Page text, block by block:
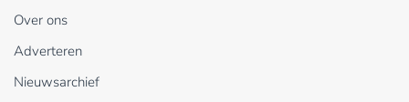
Over ons
Adverteren
Nieuwsarchief